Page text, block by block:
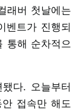
래버 첫날에는
벤트가 진행되
통해 순차적으
다. 오늘부터
접속만 해도